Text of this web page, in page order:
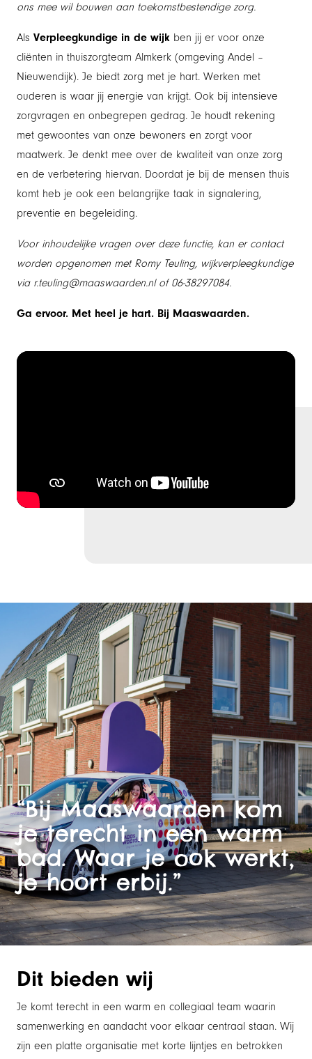
ons mee wil bouwen aan toekomstbestendige zorg.
Als Verpleegkundige in de wijk ben jij er voor onze
cliënten in thuiszorgteam Almkerk (omgeving Andel –
Nieuwendijk). Je biedt zorg met je hart. Werken met
ouderen is waar jij energie van krijgt. Ook bij intensieve
zorgvragen en onbegrepen gedrag. Je houdt rekening
met gewoontes van onze bewoners en zorgt voor
maatwerk. Je denkt mee over de kwaliteit van onze zorg
en de verbetering hiervan. Doordat je bij de mensen thuis
komt heb je ook een belangrijke taak in signalering,
preventie en begeleiding.
Voor inhoudelijke vragen over deze functie, kan er contact
worden opgenomen met Romy Teuling, wijkverpleegkundige
via r.teuling@maaswaarden.nl of 06-38297084.
Ga ervoor. Met heel je hart. Bij Maaswaarden.
Dit bieden wij
Je komt terecht in een warm en collegiaal team waarin
samenwerking en aandacht voor elkaar centraal staan. Wij
zijn een platte organisatie met korte lijntjes en betrokken
“Bij Maaswaarden kom
je terecht in een warm
bad. Waar je ook werkt,
je hoort erbij.”